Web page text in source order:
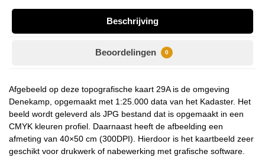
Beschrijving
Beoordelingen 0
Afgebeeld op deze topografische kaart 29A is de omgeving
Denekamp, opgemaakt met 1:25.000 data van het Kadaster. Het
beeld wordt geleverd als JPG bestand dat is opgemaakt in een
CMYK kleuren profiel. Daarnaast heeft de afbeelding een
afmeting van 40×50 cm (300DPI). Hierdoor is het kaartbeeld zeer
geschikt voor drukwerk of nabewerking met grafische software.